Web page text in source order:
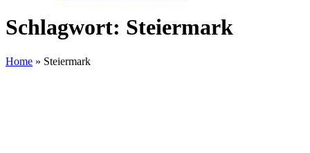
Schlagwort: Steiermark
Home » Steiermark